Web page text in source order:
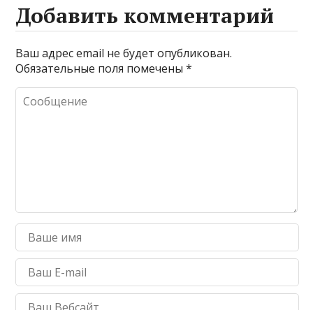
Добавить комментарий
Ваш адрес email не будет опубликован.
Обязательные поля помечены*